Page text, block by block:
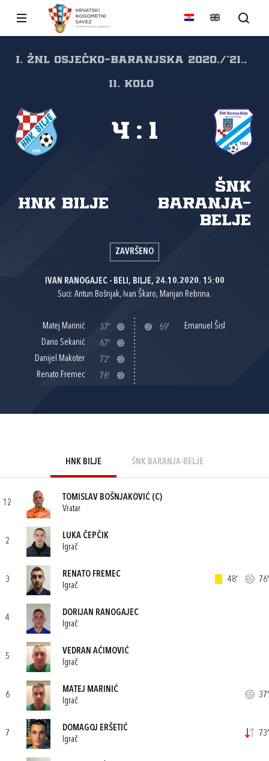
I. ŽNL Osječko-baranjska 2020./'21.,
11. kolo
HNK Bilje
ŠNK
Baranja-
Belje
4 : 1
ZAVRŠENO
IVAN RANOGAJEC - BELI, BILJE, 24.10.2020. 15:00
Suci: Antun Bošnjak, Ivan Škaro, Marijan Rebrina.
Matej Marinić
37'
Dario Sekanić
67'
Danijel Makoter
72'
Renato Fremec
76'
69' Emanuel Šisl
HNK BILJE ŠNK BARANJA-BELJE
12
TOMISLAV BOŠNJAKOVIĆ (C)
Vratar
2
LUKA ČEPČIK
Igrač
3
RENATO FREMEC
Igrač
48' 76'
4
DORIJAN RANOGAJEC
Igrač
5
VEDRAN AĆIMOVIĆ
Igrač
6
MATEJ MARINIĆ
Igrač
37'
7
DOMAGOJ ERŠETIĆ
Igrač
73'